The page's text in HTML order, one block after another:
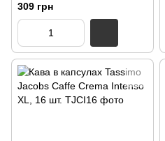
309 грн